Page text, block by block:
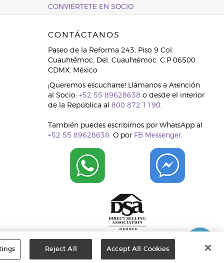
CONVIÉRTETE EN SOCIO
CONTÁCTANOS
Paseo de la Reforma 243, Piso 9 Col.
Cuauhtémoc, Del. Cuauhtémoc. C.P 06500.
CDMX. México
¡Queremos escucharte! Llámanos a Atención
al Socio: +52 55 89628638 o desde el interior
de la República al 800 872 1190.
También puedes escribirnos por WhatsApp al
+52 55 89628638. O por FB Messenger.
Reject All Accept All Cookies